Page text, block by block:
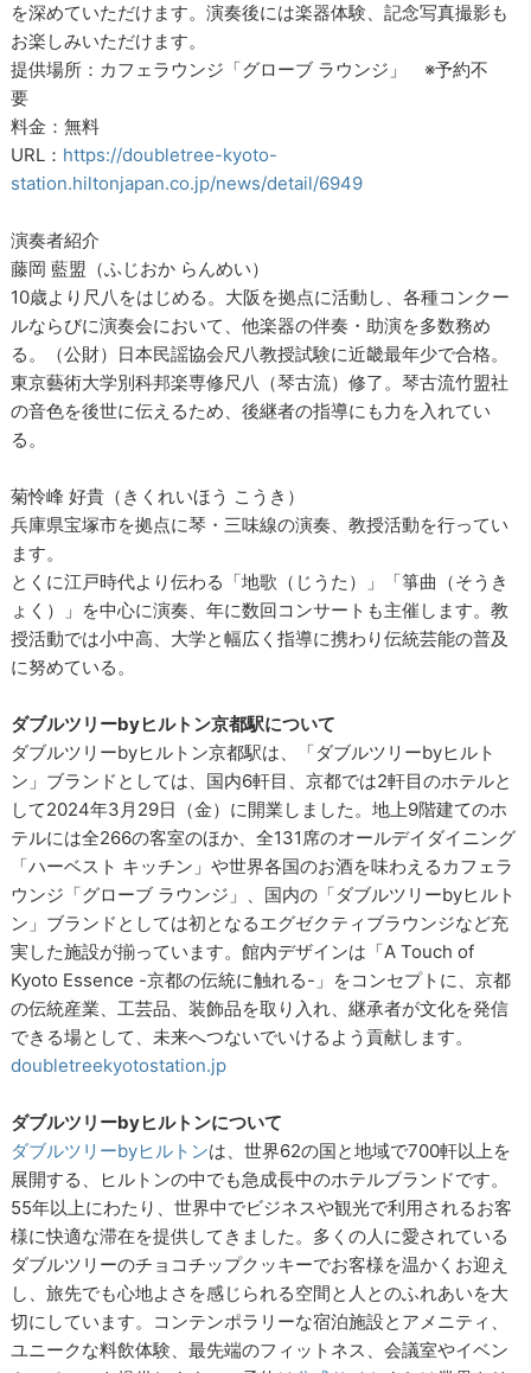
を深めていただけます。演奏後には楽器体験、記念写真撮影も
お楽しみいただけます。
提供場所：カフェラウンジ「グローブ ラウンジ」 ※予約不
要
料金：無料
URL： https://doubletree-kyoto-
station.hiltonjapan.co.jp/news/detail/6949
演奏者紹介
藤岡 藍盟（ふじおか らんめい）
10歳より尺八をはじめる。大阪を拠点に活動し、各種コンクー
ルならびに演奏会において、他楽器の伴奏・助演を多数務め
る。（公財）日本民謡協会尺八教授試験に近畿最年少で合格。
東京藝術大学別科邦楽専修尺八（琴古流）修了。琴古流竹盟社
の音色を後世に伝えるため、後継者の指導にも力を入れてい
る。
菊怜峰 好貴（きくれいほう こうき）
兵庫県宝塚市を拠点に琴・三味線の演奏、教授活動を行ってい
ます。
とくに江戸時代より伝わる「地歌（じうた）」「箏曲（そうき
ょく）」を中心に演奏、年に数回コンサートも主催します。教
授活動では小中高、大学と幅広く指導に携わり伝統芸能の普及
に努めている。
ダブルツリーbyヒルトン京都駅について
ダブルツリーbyヒルトン京都駅は、「ダブルツリーbyヒルト
ン」ブランドとしては、国内6軒目、京都では2軒目のホテルと
して2024年3月29日（金）に開業しました。地上9階建てのホ
テルには全266の客室のほか、全131席のオールデイダイニング
「ハーベスト キッチン」や世界各国のお酒を味わえるカフェラ
ウンジ「グローブ ラウンジ」、国内の「ダブルツリーbyヒルト
ン」ブランドとしては初となるエグゼクティブラウンジなど充
実した施設が揃っています。館内デザインは「A Touch of
Kyoto Essence -京都の伝統に触れる-」をコンセプトに、京都
の伝統産業、工芸品、装飾品を取り入れ、継承者が文化を発信
できる場として、未来へつないでいけるよう貢献します。
doubletreekyotostation.jp
ダブルツリーbyヒルトンについて
ダブルツリーbyヒルトンは、世界62の国と地域で700軒以上を
展開する、ヒルトンの中でも急成長中のホテルブランドです。
55年以上にわたり、世界中でビジネスや観光で利用されるお客
様に快適な滞在を提供してきました。多くの人に愛されている
ダブルツリーのチョコチップクッキーでお客様を温かくお迎え
し、旅先でも心地よさを感じられる空間と人とのふれあいを大
切にしています。コンテンポラリーな宿泊施設とアメニティ、
ユニークな料飲体験、最先端のフィットネス、会議室やイベン